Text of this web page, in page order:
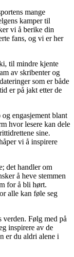
mange
kamper til
vi å berike din
fans, og vi er her
til mindre kjente
av skribenter og
som er både
er på jakt etter de
engasjement blant
hvor lesere kan dele
sine.
vi å inspirere
det handler om
å heve stemmen
for å bli hørt.
alle kan føle seg
verden. Følg med på
inspirere av de
er du aldri alene i